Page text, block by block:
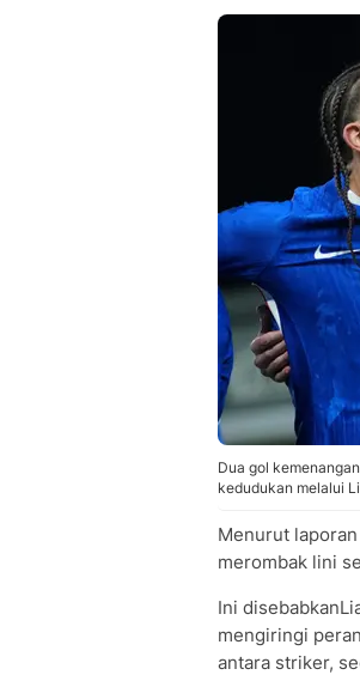
Dua gol
kedudukan melalui
Menurut
merombak lini
Ini
mengiringi
antara striker,